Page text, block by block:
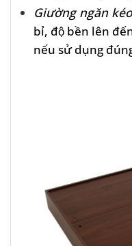
Giường ngăn
bỉ, độ bền lên
nếu sử dụng